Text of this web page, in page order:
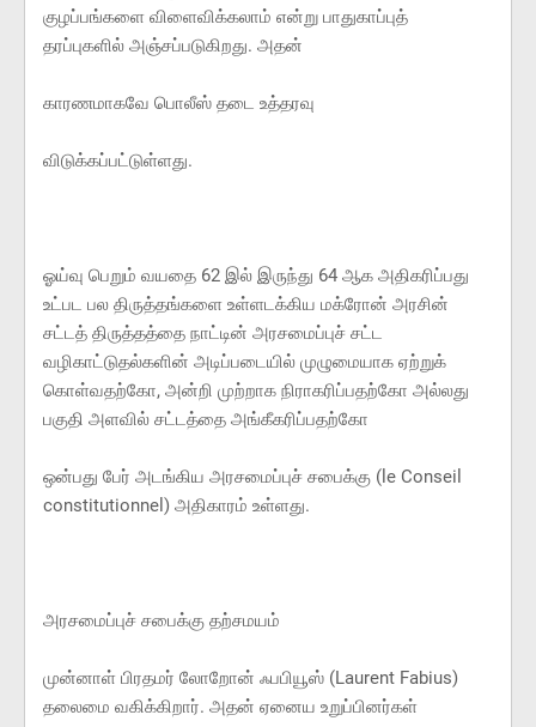
குழப்பங்களை விளைவிக்கலாம் என்று பாதுகாப்புத்
தரப்புகளில் அஞ்சப்படுகிறது. அதன்
காரணமாகவே பொலீஸ் தடை உத்தரவு
விடுக்கப்பட்டுள்ளது.
ஓய்வு பெறும் வயதை 62 இல் இருந்து 64 ஆக அதிகரிப்பது
உட்பட பல திருத்தங்களை உள்ளடக்கிய மக்ரோன் அரசின்
சட்டத் திருத்தத்தை நாட்டின் அரசமைப்புச் சட்ட
வழிகாட்டுதல்களின் அடிப்படையில் முழுமையாக ஏற்றுக்
கொள்வதற்கோ, அன்றி முற்றாக நிராகரிப்பதற்கோ அல்லது
பகுதி அளவில் சட்டத்தை அங்கீகரிப்பதற்கோ
ஒன்பது பேர் அடங்கிய அரசமைப்புச் சபைக்கு (le Conseil
constitutionnel) அதிகாரம் உள்ளது.
அரசமைப்புச் சபைக்கு தற்சமயம்
முன்னாள் பிரதமர் லோறோன் ஃபபியூஸ் (Laurent Fabius)
தலைமை வகிக்கிறார். அதன் ஏனைய உறுப்பினர்கள்